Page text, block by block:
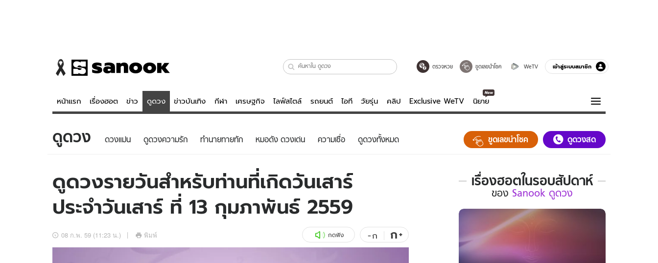
ตรวจหวย ขูดเลขนำโชค WeTV เข้าสู่ระบบสมาชิก
หน้าแรก เรื่องฮอต ข่าว ดูดวง ข่าวบันเทิง กีฬา เศรษฐกิจ ไลฟ์สไตล์ รถยนต์ ไอที วัยรุ่น คลิป Exclusive WeTV นิยาย
ข่าว
ข่าวบันเทิง
ข่าวกีฬา
ข่าวเศรษฐกิจ
อัปเดตจีน
เช็กข่าวชัวร์
ดูดวง - ตรวจหวย
สถิติหวยไทย
หวยลาว
ไลฟ์สไตล์
วัยรุ่น
ไอที
รถยนต์
สุขภาพ
เที่ยว-กิน
ดูทีวี
WeTV
ความรู้รอบตัว
ฮาวทู
ดูดวง ดวงแม่น ดูดวงความรัก ทํานายทายทัก หมอดัง ดวงเด่น ความเชื่อ ดูดวงทั้งหมด ขูดเลขนำโชค ดูดวงสด
ดูดวงรายวันสำหรับท่านที่เกิดวันเสาร์
ประจำวันเสาร์ ที่ 13 กุมภาพันธ์ 2559
08 ก.พ. 59 (11:23 น.) พิมพ์ กดฟัง -ก ก+
เรื่องฮอตในรอบสัปดาห์
เรื่อง
ใน
รอบ
ของ
Sanook
ดูด
ของ Sanook ดูดวง